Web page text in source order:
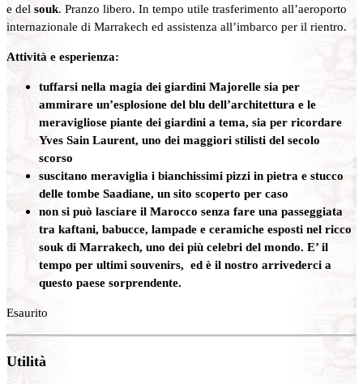
e del souk. Pranzo libero. In tempo utile trasferimento all’aeroporto
internazionale di Marrakech ed assistenza all’imbarco per il rientro.
Attività e esperienza:
tuffarsi nella magia dei giardini Majorelle sia per
ammirare un’esplosione del blu dell’architettura e le
meravigliose piante dei giardini a tema, sia per ricordare
Yves Sain Laurent, uno dei maggiori stilisti del secolo
scorso
suscitano meraviglia i bianchissimi pizzi in pietra e stucco
delle tombe Saadiane, un sito scoperto per caso
non si può lasciare il Marocco senza fare una passeggiata
tra kaftani, babucce, lampade e ceramiche esposti nel ricco
souk di Marrakech, uno dei più celebri del mondo. E’ il
tempo per ultimi souvenirs, ed è il nostro arrivederci a
questo paese sorprendente.
Esaurito
Utilità